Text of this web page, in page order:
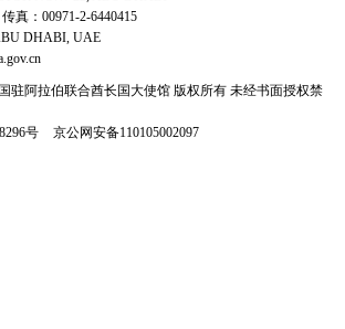
驻阿拉伯联合酋长国大使馆 版权所有 未经书面授权禁
号
京公网安备110105002097
真：00971-2-6440415
DHABI, UAE